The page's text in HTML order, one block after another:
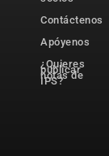
Contáctenos
Apóyenos
¿Quieres
publicar
notas de
IPS?